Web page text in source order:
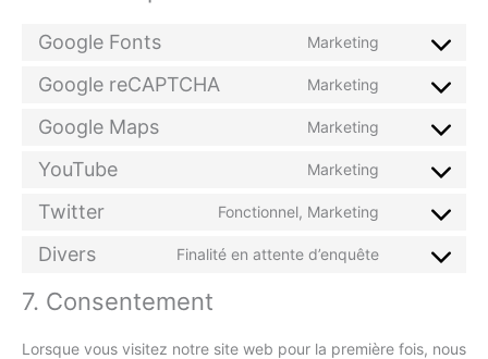
Google Fonts Marketing
Consent
google-
Google reCAPTCHA Marketing
Consent
google-
Google Maps Marketing
Consent
google-
YouTube Marketing
Consent
youtube
Twitter Fonctionnel, Marketing
Consent
Divers Finalité en attente d’enquête
Consent
divers
7. Consentement
Lorsque vous visitez notre site web pour la première fois, nous